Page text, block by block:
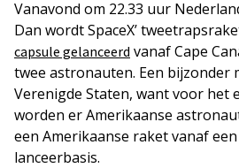
Vanavond om 22.33 uur
Dan wordt SpaceX’
capsule gelanceerd vanaf Cape
twee astronauten. Een bijzonder
Verenigde Staten, want voor het
worden er Amerikaanse
een Amerikaanse raket vanaf
lanceerbasis.